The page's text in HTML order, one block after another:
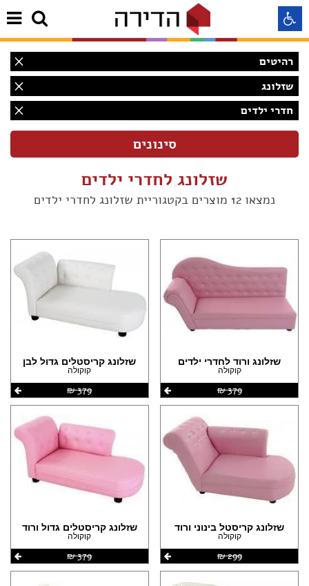
רהיטים
שזלונג
חדרי ילדים
(9)
שזלונג לחדרי ילדים
נמצאו 12 מוצרים בקטגוריית שזלונג לחדרי ילדים
שזלונג ורוד לחדרי ילדים
קוקולה
379 ‏₪
שזלונג קריסטלים גדול לבן
קוקולה
379 ‏₪
שזלונג קריסטל בינוני ורוד
קוקולה
299 ‏₪
שזלונג קריסטלים גדול ורוד
קוקולה
379 ‏₪
התאמה לקורא מסך
התאמה לעיוורי צבעים
התאמה לכבדי ראיה
תצוגה רגילה
הדגשת קישורים
Aא Aא Aא
הצהרת נגישות